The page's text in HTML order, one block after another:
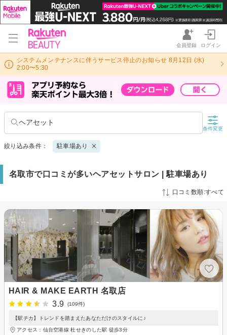
会員登録 ログイン
システムメンテナンスに伴うサービス停止のお知らせ 8月12日 (水)
2:00〜5:30
ヘアセット
条件変更
絞り込み条件： 駐車場あり
名取市で口コミが多いヘアセットサロン | 駐車場あり
口コミ数順:すべて
HAIR & MAKE EARTH 名取店
3.9
(109件)
【駅チカ】トレンドを踏まえたあなただけのスタイルに♪
アクセス：仙台空港線 杜せきのした駅 徒歩3分